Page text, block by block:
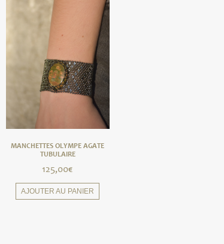
MANCHETTES OLYMPE AGATE
TUBULAIRE
125,00€
AJOUTER AU PANIER